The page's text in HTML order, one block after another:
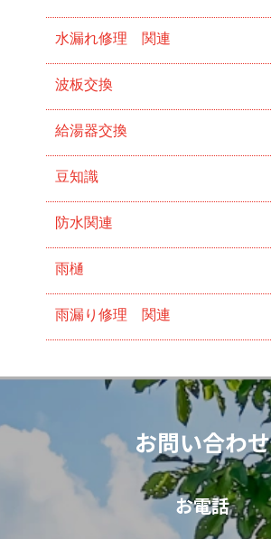
水漏れ修理 関連
波板交換
給湯器交換
豆知識
防水関連
雨樋
雨漏り修理 関連
お問い合わせ
お電話